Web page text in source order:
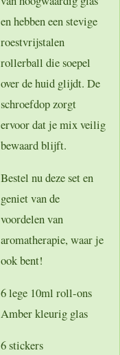
en hebben een stevige
roestvrijstalen
rollerball die soepel
over de huid glijdt. De
schroefdop zorgt
ervoor dat je mix veilig
bewaard blijft.
Bestel nu deze set en
geniet van de
voordelen van
aromatherapie, waar je
ook bent!
6 lege 10ml roll-ons
Amber kleurig glas
6 stickers